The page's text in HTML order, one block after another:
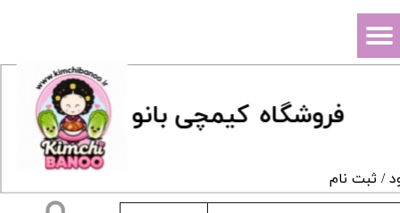
فروشگاه کیمچی بانو
/ ثبت نام
حساب کاربری من
سفارشات